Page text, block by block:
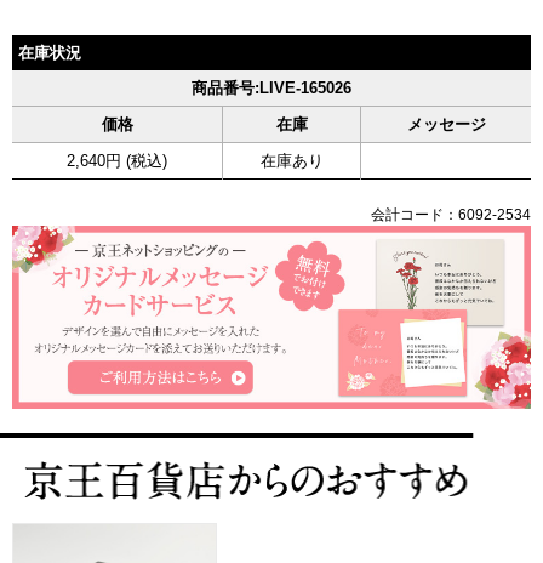
在庫状況
商品番号:LIVE-165026
価格
在庫
メッセージ
2,640円 (税込)
在庫あり
会計コード：6092-2534